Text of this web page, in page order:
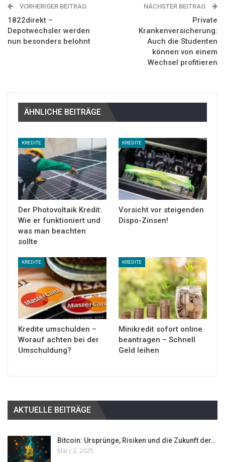
VORHERIGER BEITRAG
1822direkt –
Depotwechsler werden
nun besonders belohnt
NÄCHSTER BEITRAG
Private
Krankenversicherung:
Auch die Studenten
können von einem
Wechsel profitieren
ÄHNLICHE BEITRÄGE
KREDITE
Der Photovoltaik Kredit:
Wie er funktioniert und
was man beachten
sollte
KREDITE
Vorsicht vor steigenden
Dispo-Zinsen!
KREDITE
Kredite umschulden –
Worauf achten bei der
Umschuldung?
KREDITE
Minikredit sofort online
beantragen – Schnell
Geld leihen
AKTUELLE BEITRÄGE
Bitcoin: Ursprünge, Risiken und die Zukunft der…
März 2, 2025